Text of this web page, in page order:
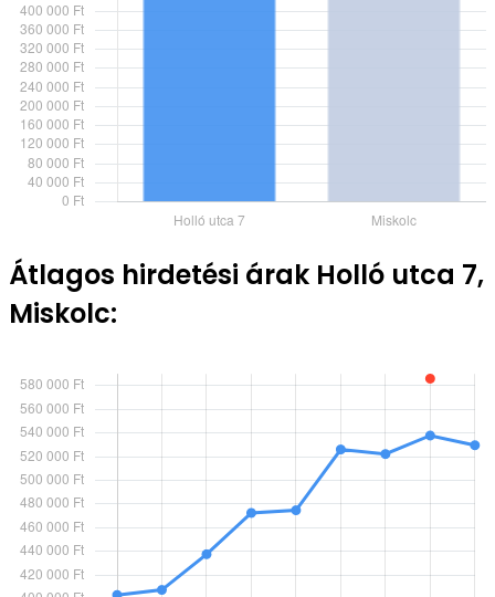
Átlagos hirdetési árak Holló utca 7,
Miskolc: